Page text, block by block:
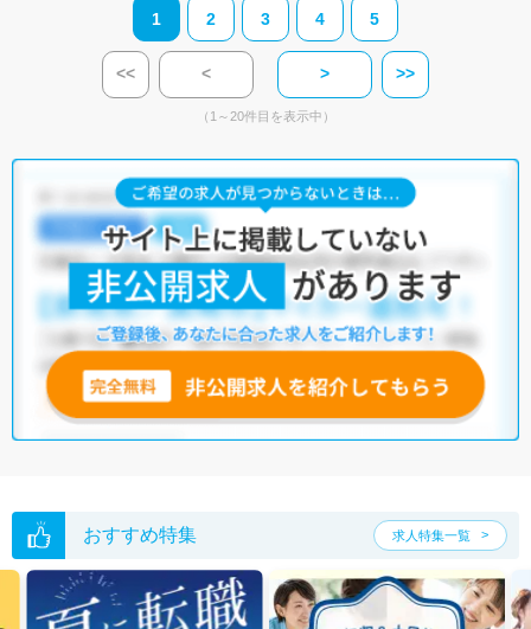
1 2 3 4 5
<< < > >>
（1～20件目を表示中）
おすすめ特集 求人特集一覧